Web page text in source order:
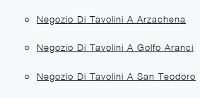
Negozio Di Tavolini A Arzachena
Negozio Di Tavolini A Golfo Aranci
Negozio Di Tavolini A San Teodoro